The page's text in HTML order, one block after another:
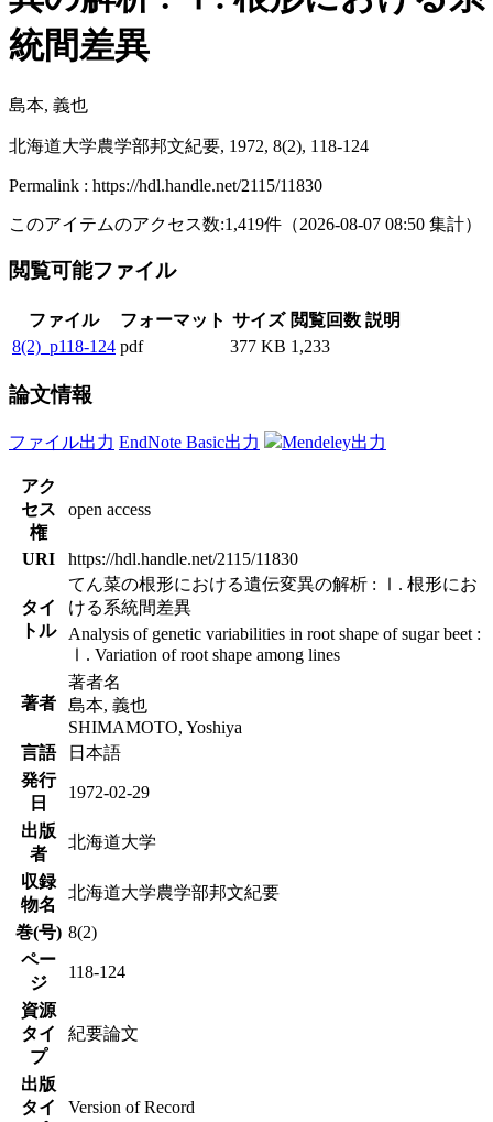
統間差異
島本, 義也
北海道大学農学部邦文紀要, 1972, 8(2), 118-124
Permalink : https://hdl.handle.net/2115/11830
このアイテムのアクセス数:1,419件 （2026-08-07 08:50 集計）
閲覧可能ファイル
ファイル フォーマット サイズ 閲覧回数 説明
8(2)_p118-124 pdf 377 KB 1,233
論文情報
ファイル出力 EndNote Basic出力 Mendeley出力
アク
セス
権
open access
URI https://hdl.handle.net/2115/11830
タイ
トル
てん菜の根形における遺伝変異の解析 : Ⅰ. 根形にお
ける系統間差異
Analysis of genetic variabilities in root shape of sugar beet :
Ⅰ. Variation of root shape among lines
著者
著者名
島本, 義也
SHIMAMOTO, Yoshiya
言語
日本語
発行
日
1972-02-29
出版
者
北海道大学
収録
物名
北海道大学農学部邦文紀要
巻(号) 8(2)
ペー
ジ
118-124
資源
タイ
プ
紀要論文
出版
タイ
Version of Record